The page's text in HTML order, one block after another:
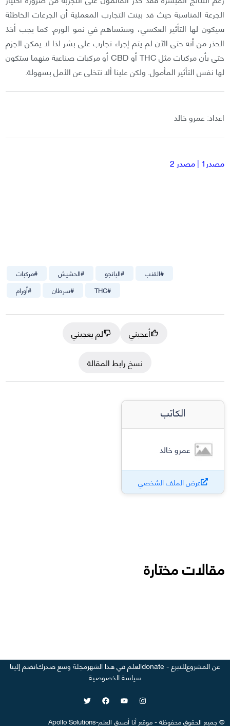
الجرعة المناسبة حيث قد بينت التجارب المعملية أن الجرعات الخاطئة
سيكون لها التأثير العكسي، وستساهم في نمو الورم. كما يجب أخذ
الحذر من أنه حتى الآن لم يتم إجراء تجارب على بشر لذا لا يمكن الجزم
حتى بأن مركبات مثل THC أو CBD أو مركبات صناعية منهما ستكون
لها نفس التأثير المأمول. ولكن علينا ألا نتخلى عن الأمل بسهولة.
اعداد: عمرو خالد
مصدر1 | مصدر 2
#مركبات #الحشيش #البانجو #القنب
#أورام #سرطان #
THC
أعجبني
لم يعجبني
نسخ رابط المقالة
الكاتب
عمرو خالد
عرض الملف الشخصي
مقالات مختارة
عن المشروعللتبرع - donate العلم في هذا الشهرمجلة وسع صدركانضم إلينا
سياسة الخصوصية
©جميع الحقوق محفوظة-موقعأنا أصدق العلم-
Apollo Solutions